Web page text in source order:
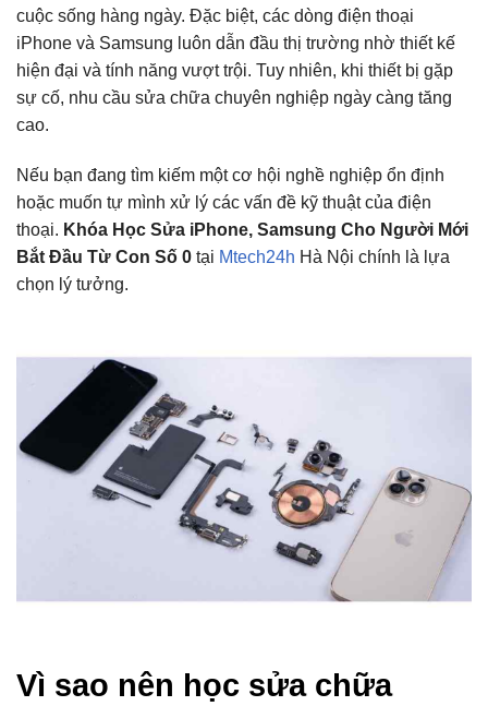
cuộc sống hàng ngày. Đặc biệt, các dòng điện thoại
iPhone và Samsung luôn dẫn đầu thị trường nhờ thiết kế
hiện đại và tính năng vượt trội. Tuy nhiên, khi thiết bị gặp
sự cố, nhu cầu sửa chữa chuyên nghiệp ngày càng tăng
cao.
Nếu bạn đang tìm kiếm một cơ hội nghề nghiệp ổn định
hoặc muốn tự mình xử lý các vấn đề kỹ thuật của điện
thoại. Khóa Học Sửa iPhone, Samsung Cho Người Mới
Bắt Đầu Từ Con Số 0 tại Mtech24h Hà Nội chính là lựa
chọn lý tưởng.
Vì sao nên học sửa chữa